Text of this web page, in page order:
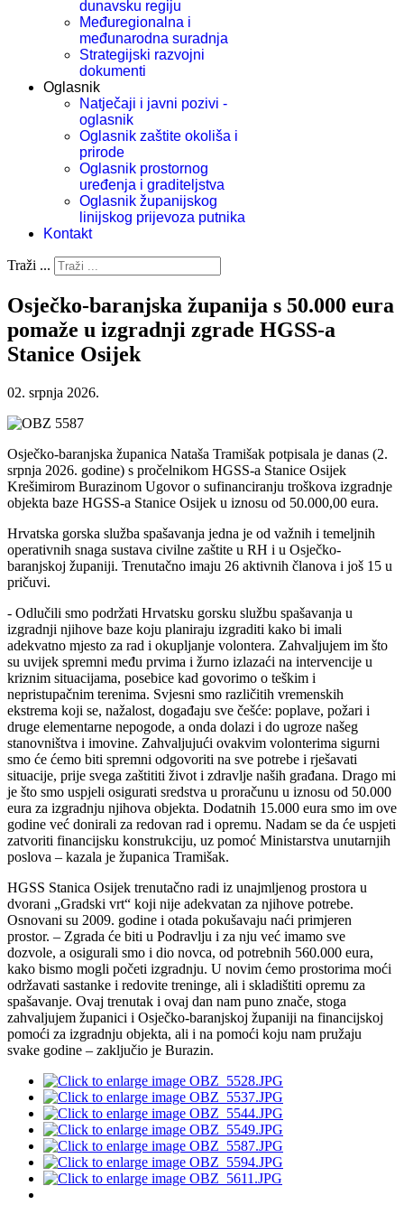
dunavsku regiju
Međuregionalna i
međunarodna suradnja
Strategijski razvojni
dokumenti
Oglasnik
Natječaji i javni pozivi -
oglasnik
Oglasnik zaštite okoliša i
prirode
Oglasnik prostornog
uređenja i graditeljstva
Oglasnik županijskog
linijskog prijevoza putnika
Kontakt
Traži ...
Osječko-baranjska županija s 50.000 eura
pomaže u izgradnji zgrade HGSS-a
Stanice Osijek
02. srpnja 2026.
Osječko-baranjska županica Nataša Tramišak potpisala je danas (2.
srpnja 2026. godine) s pročelnikom HGSS-a Stanice Osijek
Krešimirom Burazinom Ugovor o sufinanciranju troškova izgradnje
objekta baze HGSS-a Stanice Osijek u iznosu od 50.000,00 eura.
Hrvatska gorska služba spašavanja jedna je od važnih i temeljnih
operativnih snaga sustava civilne zaštite u RH i u Osječko-
baranjskoj županiji. Trenutačno imaju 26 aktivnih članova i još 15 u
pričuvi.
- Odlučili smo podržati Hrvatsku gorsku službu spašavanja u
izgradnji njihove baze koju planiraju izgraditi kako bi imali
adekvatno mjesto za rad i okupljanje volontera. Zahvaljujem im što
su uvijek spremni među prvima i žurno izlazaći na intervencije u
kriznim situacijama, posebice kad govorimo o teškim i
nepristupačnim terenima. Svjesni smo različitih vremenskih
ekstrema koji se, nažalost, događaju sve češće: poplave, požari i
druge elementarne nepogode, a onda dolazi i do ugroze našeg
stanovništva i imovine. Zahvaljujući ovakvim volonterima sigurni
smo će ćemo biti spremni odgovoriti na sve potrebe i rješavati
situacije, prije svega zaštititi život i zdravlje naših građana. Drago mi
je što smo uspjeli osigurati sredstva u proračunu u iznosu od 50.000
eura za izgradnju njihova objekta. Dodatnih 15.000 eura smo im ove
godine već donirali za redovan rad i opremu. Nadam se da će uspjeti
zatvoriti financijsku konstrukciju, uz pomoć Ministarstva unutarnjih
poslova – kazala je županica Tramišak.
HGSS Stanica Osijek trenutačno radi iz unajmljenog prostora u
dvorani „Gradski vrt“ koji nije adekvatan za njihove potrebe.
Osnovani su 2009. godine i otada pokušavaju naći primjeren
prostor. – Zgrada će biti u Podravlju i za nju već imamo sve
dozvole, a osigurali smo i dio novca, od potrebnih 560.000 eura,
kako bismo mogli početi izgradnju. U novim ćemo prostorima moći
održavati sastanke i redovite treninge, ali i skladištiti opremu za
spašavanje. Ovaj trenutak i ovaj dan nam puno znače, stoga
zahvaljujem županici i Osječko-baranjskoj županiji na financijskoj
pomoći za izgradnju objekta, ali i na pomoći koju nam pružaju
svake godine – zaključio je Burazin.